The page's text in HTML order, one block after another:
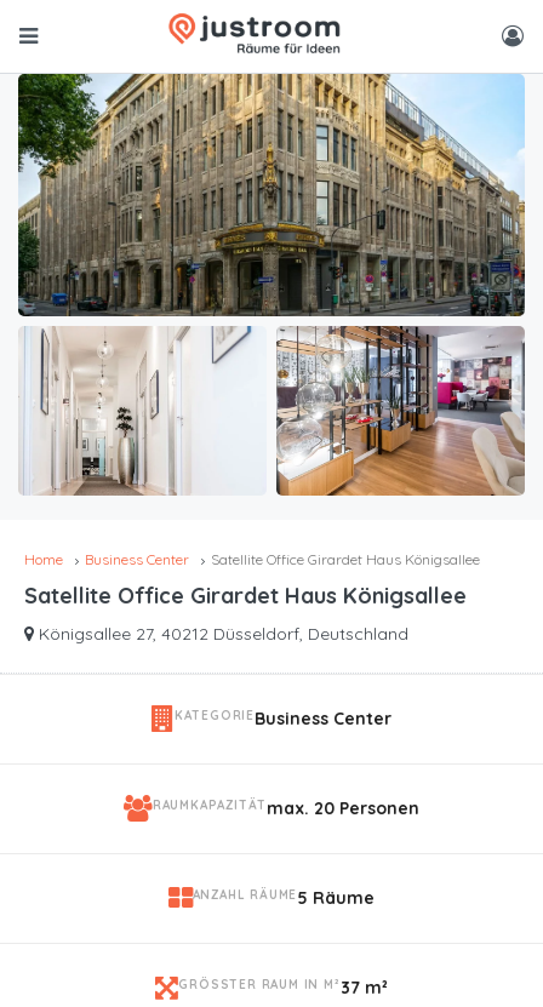
Home Business Center Satellite Office Girardet Haus Königsallee
Satellite Office Girardet Haus Königsallee
Königsallee 27, 40212 Düsseldorf, Deutschland
KATEGORIE Business Center
RAUMKAPAZITÄT max. 20 Personen
ANZAHL RÄUME 5 Räume
GRÖSSTER RAUM IN M² 37 m²